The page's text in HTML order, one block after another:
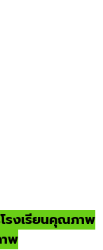
รงเรียนคุณภาพ
พ